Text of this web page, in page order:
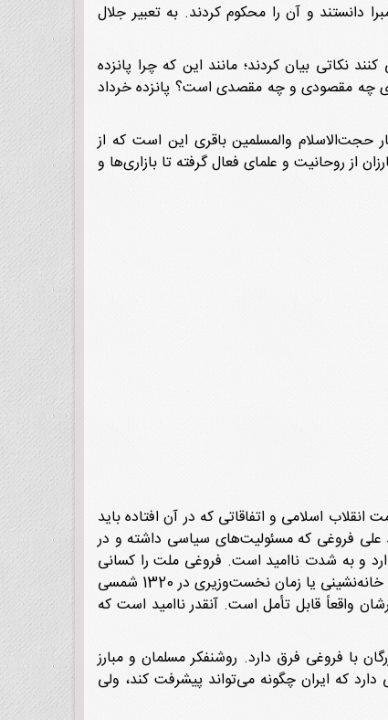
و آن را محکوم کردند. به تعبیر جلال
نکاتی بیان کردند؛ مانند این که چرا پانزده
چه مقصودی و چه مقصدی است؟ پانزده خرداد
حجت‌الاسلام والمسلمین باقری این است که از
روحانیت و علمای فعال گرفته تا بازاری‌ها و
اسلامی و اتفاقاتی که در آن افتاده باید
علی فروغی که مسئولیت‌های سیاسی داشته و در
و به شدت ناامید است. فروغی ملت را کسانی
می‌داند که نسبت به سرنوشت مملکت و خود احساس مسئولیت و اهتمام دارند. نمی‌دانم چه زمانی این حرف را زده است؟ زمان خانه‌نشینی یا زمان نخست‌وزیری در 1320 شمسی
کشورشان واقعاً قابل تأمل است. آنقدر ناامید است که
مجموعه آثارش، جلد چهارم، صفحه 38 بیان می‌کند. مهندس بازرگان با فروغی فرق دارد. روشنفکر مسلمان و مبارز
که ایران چگونه می‌تواند پیشرفت کند، ولی